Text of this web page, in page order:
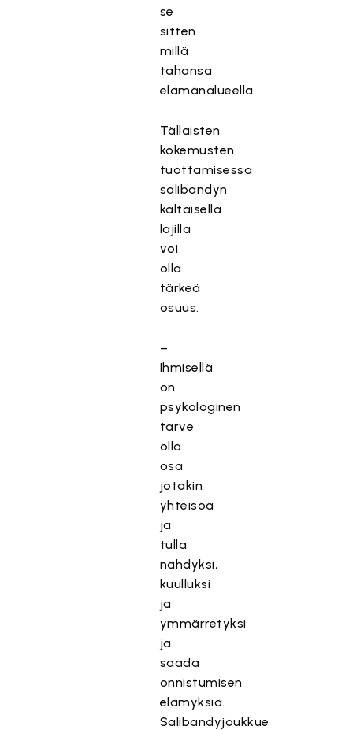
se
sitten
millä
tahansa
elämänalueella.
Tällaisten
kokemusten
tuottamisessa
salibandyn
kaltaisella
lajilla
voi
olla
tärkeä
osuus.
–
Ihmisellä
on
psykologinen
tarve
olla
osa
jotakin
yhteisöä
ja
tulla
nähdyksi,
kuulluksi
ja
ymmärretyksi
ja
saada
onnistumisen
elämyksiä.
Salibandyjoukkue